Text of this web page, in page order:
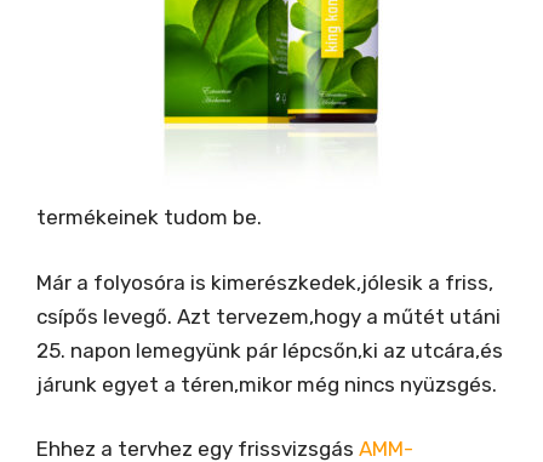
termékeinek tudom be.
Már a folyosóra is kimerészkedek,jólesik a friss,
csípős levegő. Azt tervezem,hogy a műtét utáni
25. napon lemegyünk pár lépcsőn,ki az utcára,és
járunk egyet a téren,mikor még nincs nyüzsgés.
Ehhez a tervhez egy frissvizsgás AMM-